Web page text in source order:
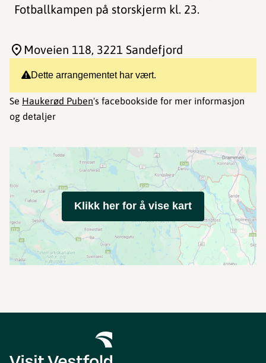
Fotballkampen på storskjerm kl. 23.
Dette arrangementet har vært.
Se Haukerød Puben's facebookside for mer informasjon
og detaljer
Moveien 118, 3221 Sandefjord
Klikk her for å vise kart